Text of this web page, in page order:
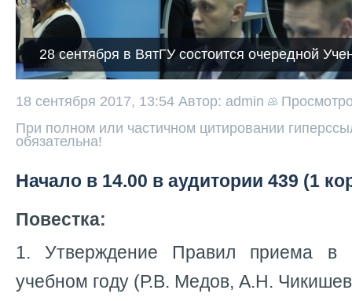
28 сентября в ВятГУ состоится очередной
18 сентября 2017, 13:54 Автор: admin
При полном или частичном цитировании
обязательна!
Начало в 14.00 в аудитории 439 (1
Повестка:
1. Утверждение Правил приема в
учебном году (Р.В. Медов, А.Н.